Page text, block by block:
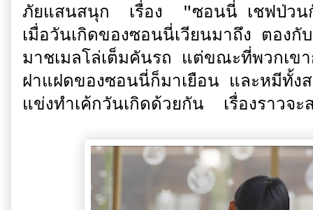
ภัยแสนสนุก เรื่อง "ซอนนี่ เชฟป่วน
เมื่อวันเกิดของซอนนี่เวียนมาถึง ตองกั
มาชเมลโล่เต็มคันรถ แต่ขณะที่พวกเข
ฝาแฝดของซอนนี่ก็มาเยือน และหมีทั้ง
แข่งทำเค้กวันเกิดด้วยกัน เรื่องราวจ